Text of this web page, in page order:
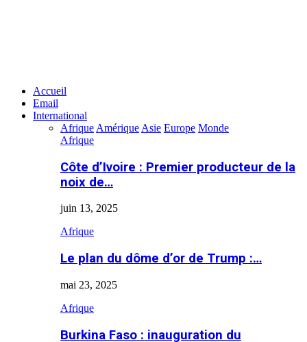
Accueil
Email
International
Afrique Amérique Asie Europe Monde
Afrique
Côte d’Ivoire : Premier producteur de la
noix de…
juin 13, 2025
Afrique
Le plan du dôme d’or de Trump :…
mai 23, 2025
Afrique
Burkina Faso : inauguration du